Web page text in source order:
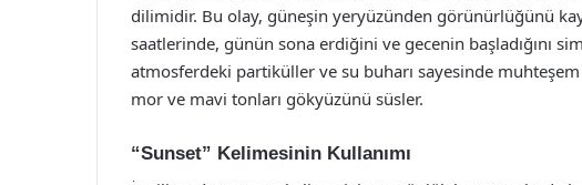
dilimidir. Bu olay, güneşin yeryüzünden görünürlüğünü
saatlerinde, günün sona erdiğini ve gecenin başladığını
atmosferdeki partiküller ve su buharı sayesinde
mor ve mavi tonları gökyüzünü süsler.
“Sunset” Kelimesinin Kullanımı